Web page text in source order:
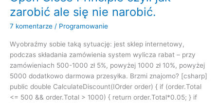
zarobić ale się nie narobić.
7 komentarze / Programowanie
Wyobraźmy sobie taką sytuację: jest sklep internetowy,
podczas składania zamówienia system wylicza rabat – przy
zamówieniach 500-1000 zł 5%, powyżej 1000 zł 10%, powyżej
5000 dodatkowo darmowa przesyłka. Brzmi znajomo? [csharp]
public double CalculateDiscount(IOrder order) { if (order.Total
<= 500 && order.Total > 1000) { return order.Total*0.05; } if